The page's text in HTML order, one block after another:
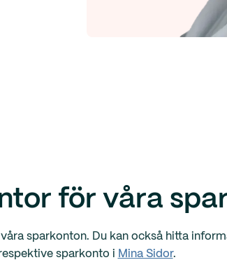
för våra
sparkonton. Du kan också hitta
sparkonto i Mina Sidor.